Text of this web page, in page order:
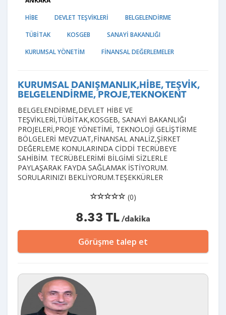
HİBE
DEVLET TEŞVİKLERİ
BELGELENDİRME
TÜBİTAK
KOSGEB
SANAYİ BAKANLIĞI
KURUMSAL YÖNETİM
FİNANSAL DEĞERLEMELER
KURUMSAL DANIŞMANLIK,HİBE, TEŞVİK,
BELGELENDİRME, PROJE,TEKNOKENT
BELGELENDİRME,DEVLET HİBE VE
TEŞVİKLERİ,TÜBİTAK,KOSGEB, SANAYİ BAKANLIĞI
PROJELERİ,PROJE YÖNETİMİ, TEKNOLOJİ GELİŞTİRME
BÖLGELERİ MEVZUAT,FİNANSAL ANALİZ,ŞİRKET
DEĞERLEME KONULARINDA CİDDİ TECRÜBEYE
SAHİBİM. TECRÜBELERİMİ BİLGİMİ SİZLERLE
PAYLAŞARAK FAYDA SAĞLAMAK İSTİYORUM.
SORULARINIZI BEKLİYORUM.TEŞEKKÜRLER
(0)
8.33 TL /dakika
Görüşme talep et